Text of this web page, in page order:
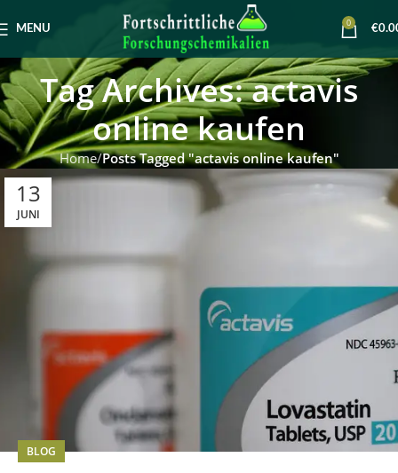
MENU
0
€
Tag Archives: actavis
online kaufen
Home Posts Tagged "actavis online kaufen"
13
JUNI
BLOG